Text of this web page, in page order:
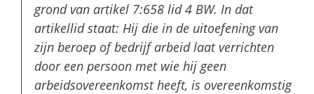
grond van artikel 7:658 lid 4 BW. In dat
artikellid staat: Hij die in de uitoefening van
zijn beroep of bedrijf arbeid laat verrichten
door een persoon met wie hij geen
arbeidsovereenkomst heeft, is overeenkomstig